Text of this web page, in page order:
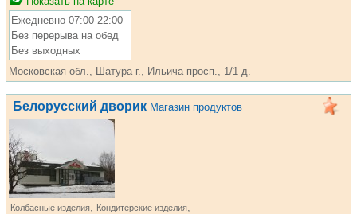
Ежедневно 07:00-22:00
Без перерыва на обед
Без выходных
Московская обл., Шатура г., Ильича просп., 1/1 д.
Белорусский дворик Магазин продуктов
Колбасные изделия, Кондитерские изделия,